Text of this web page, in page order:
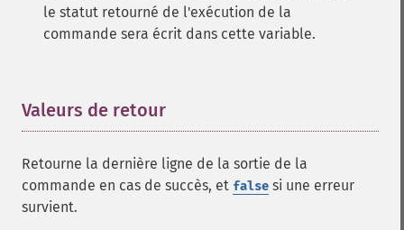
le statut retourné de l'exécution de la
commande sera écrit dans cette variable.
Valeurs de retour
Retourne la dernière ligne de la sortie de la
commande en cas de succès, et false si une erreur
survient.